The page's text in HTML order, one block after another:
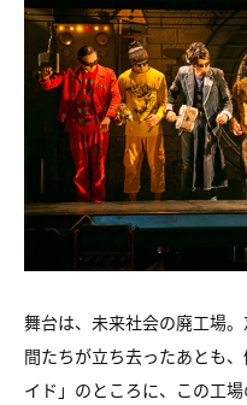
舞台は、未来社会の廃工場
間たちが立ち去ったあとも
イド」のところに、この工